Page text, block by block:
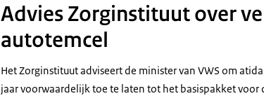
enzymatische activiteit van ARSA bij kinderen:
met laat-infantiele of vroeg-juveniele
met de vroeg-juveniele vorm, met vroege
kunnen lopen en vóór het begin van
Advies Zorginstituut over
autotemcel
Het Zorginstituut adviseert de minister van VWS om
jaar voorwaardelijk toe te laten tot het basispakket